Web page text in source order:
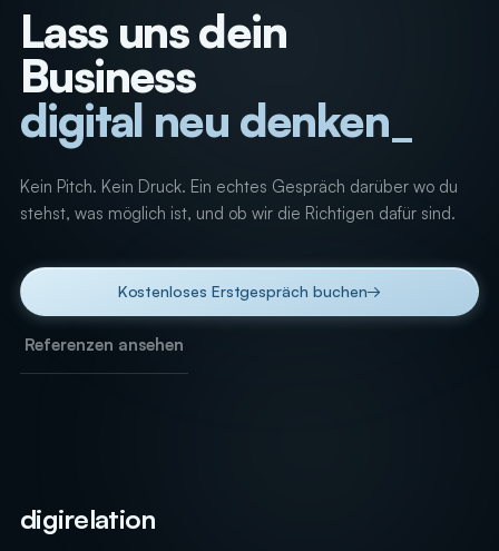
Lass uns dein
Business
digital neu denken
Kein Pitch. Kein Druck. Ein echtes Gespräch darüber wo du
stehst, was möglich ist, und ob wir die Richtigen dafür sind.
Kostenloses Erstgespräch buchen→
Referenzen ansehen
digirelation